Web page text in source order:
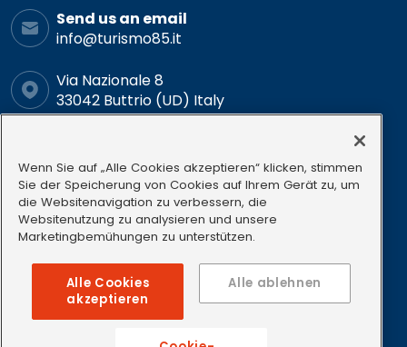
Send us an email
info@turismo85.it
Via Nazionale 8
33042 Buttrio (UD) Italy
Mon-Fri: 9.00-12.00 15.00-18.00
Follow us
REA: 169215 iscritta il 07/02/1985
Wenn Sie auf „Alle Cookies akzeptieren“ klicken, stimmen
Sie der Speicherung von Cookies auf Ihrem Gerät zu, um
die Websitenavigation zu verbessern, die
Websitenutzung zu analysieren und unsere
Marketingbemühungen zu unterstützen.
Alle Cookies
akzeptieren
Alle ablehnen